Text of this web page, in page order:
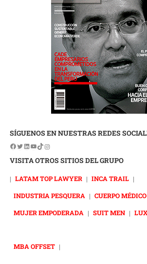
SÍGUENOS EN NUESTRAS REDES
VISITA OTROS SITIOS DEL GRUPO
| LATAM TOP LAWYER | INCA TRAIL |
INDUSTRIA PESQUERA | CUERPO MÉDICO
MUJER EMPODERADA | SUIT MEN |
MBA OFFSET |